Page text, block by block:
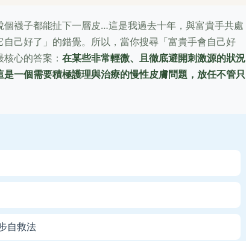
襪子都能扯下一層皮…這是我過去十年，與富貴手共處
己好了」的錯覺。所以，當你搜尋「富貴手會自己好
心的答案： 在某些非常輕微、且徹底避開刺激源的狀況
一個需要積極護理與治療的慢性皮膚問題，放任不管只
自救法